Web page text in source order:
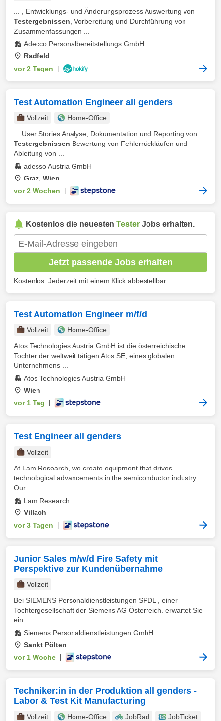
... , Entwicklungs- und Änderungsprozess Auswertung von
Testergebnissen , Vorbereitung und Durchführung von
Zusammenfassungen ...
Adecco Personalbereitstellungs GmbH
Radfeld
vor 2 Tagen
Test Automation Engineer all genders
Vollzeit
Home-Office
... User Stories Analyse, Dokumentation und Reporting von
Testergebnissen Bewertung von Fehlerrückläufen und
Ableitung von ...
adesso Austria GmbH
Graz, Wien
vor 2 Wochen
Kostenlos die neuesten Tester Jobs erhalten.
Jetzt passende Jobs erhalten
Kostenlos. Jederzeit mit einem Klick abbestellbar.
Test Automation Engineer m/f/d
Vollzeit
Home-Office
Atos Technologies Austria GmbH ist die österreichische
Tochter der weltweit tätigen Atos SE, eines globalen
Unternehmens ...
Atos Technologies Austria GmbH
Wien
vor 1 Tag
Test Engineer all genders
Vollzeit
At Lam Research, we create equipment that drives
technological advancements in the semiconductor industry.
Our ...
Lam Research
Villach
vor 3 Tagen
Junior Sales m/w/d Fire Safety mit
Perspektive zur Kundenübernahme
Vollzeit
Bei SIEMENS Personaldienstleistungen SPDL , einer
Tochtergesellschaft der Siemens AG Österreich, erwartet Sie
ein ...
Siemens Personaldienstleistungen GmbH
Sankt Pölten
vor 1 Woche
Techniker:in in der Produktion all genders -
Labor & Test Kit Manufacturing
Vollzeit Home-Office JobRad
JobTicket